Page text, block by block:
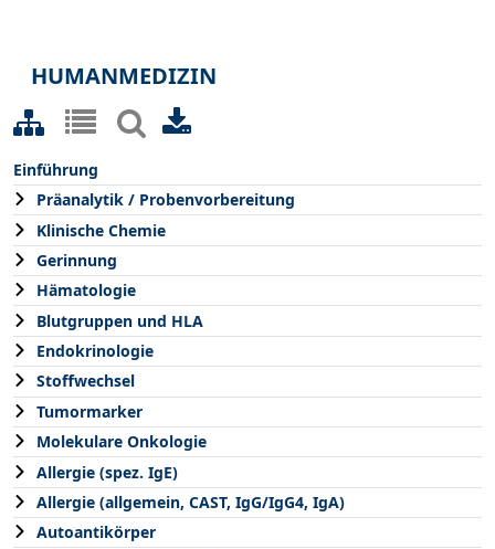
HUMANMEDIZIN
Einführung
Präanalytik / Probenvorbereitung
Klinische Chemie
Gerinnung
Hämatologie
Blutgruppen und HLA
Endokrinologie
Stoffwechsel
Tumormarker
Molekulare Onkologie
Allergie (spez. IgE)
Allergie (allgemein, CAST, IgG/IgG4, IgA)
Autoantikörper